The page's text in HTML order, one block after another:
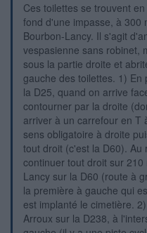
Ces toilettes se trouvent
fond d'une impasse, à 300
Bourbon-Lancy. Il s'agit
vespasienne sans robinet,
sous la partie droite et
gauche des toilettes. 1)
la D25, quand on arrive
contourner par la droite
arriver à un carrefour en T
sens obligatoire à droite
tout droit (c'est la D60). Au
continuer tout droit sur
Lancy sur la D60 (route à
la première à gauche qui
est implanté le cimetière.
Arroux sur la D238, à